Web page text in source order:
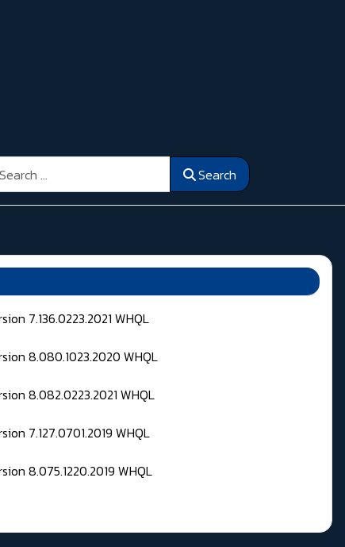
Search
7.136.0223.2021 WHQL
8.080.1023.2020 WHQL
8.082.0223.2021 WHQL
7.127.0701.2019 WHQL
8.075.1220.2019 WHQL